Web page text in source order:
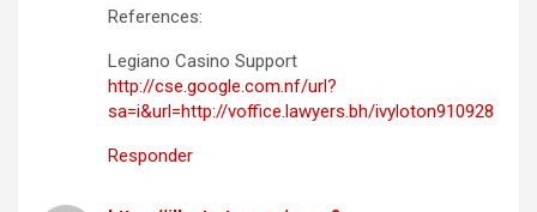
References:
Legiano Casino Support
http://cse.google.com.nf/url?
sa=i&url=http://voffice.lawyers.bh/ivyloton910928
Responder